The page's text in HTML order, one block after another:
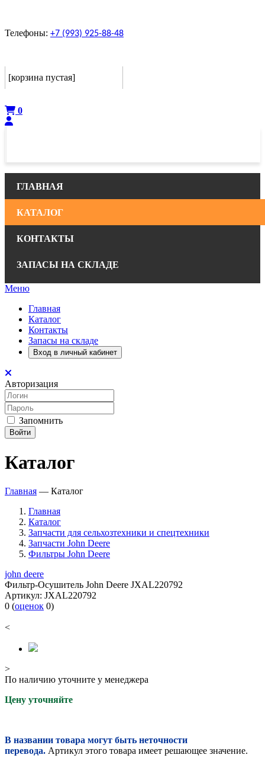
Телефоны: +7 (993) 925-88-48
[корзина пустая]
0
ГЛАВНАЯ
КАТАЛОГ
КОНТАКТЫ
ЗАПАСЫ НА СКЛАДЕ
Меню
Главная
Каталог
Контакты
Запасы на складе
Вход в личный кабинет
Авторизация
Запомнить
Войти
Каталог
Главная — Каталог
Главная
Каталог
Запчасти для сельхозтехники и спецтехники
Запчасти John Deere
Фильтры John Deere
john deere
Фильтр-Осушитель John Deere JXAL220792
Артикул: JXAL220792
0 (оценок 0)
<
>
По наличию уточните у менеджера
Цену уточняйте
В названии товара могут быть неточности
перевода. Артикул этого товара имеет решающее значение.